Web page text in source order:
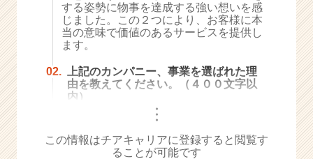
e
r
r
e
する姿勢に物事を達成する強い想いを感
じました。この２つにより、お客様に本
当の意味で価値のあるサービスを提供し
ます。
02.
上記のカンパニー、事業を選ばれた理
由を教えてください。（４００文字以
内）
・・・
この情報はチアキャリアに登録すると閲覧す
ることが可能です